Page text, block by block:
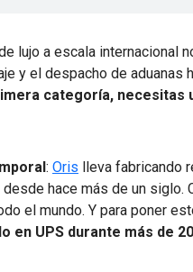
lujo a escala internacional
y el despacho de aduanas
categoría, necesitas
: Oris lleva fabricando
hace más de un
el mundo. Y para poner
en UPS durante más de